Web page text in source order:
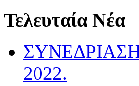
Τελευταία Νέα
2022.